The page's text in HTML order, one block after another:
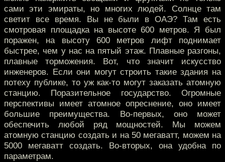
сами эти эмираты, но многих людей. Солнце там
светит все время. Вы не были в ОАЭ? Там есть
смотровая площадка на высоте 600 метров. Я был
поражен, на высоту 600 метров лифт поднимает
быстрее, чем у нас на пятый этаж. Плавные разгоны,
плавные торможения. Вот, что значит искусство
инженеров. Если они могут строить такие здания на
потеху публике, то уж как-то могут заказать атомную
станцию. Поразительное государство. Огромные
перспективы имеет атомное опреснение, оно имеет
большие преимущества. Во-первых, оно может
обеспечить любой ряд мощностей. Мы можем
атомную станцию создать и на 50 мегаватт, можем на
5000 мегаватт создать. Во-вторых, она удобна по
параметрам.